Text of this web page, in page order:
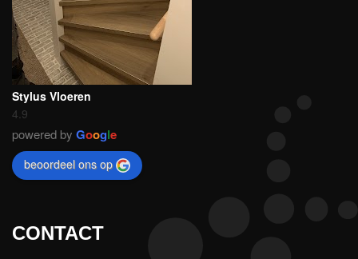
Stylus Vloeren
4.9
powered by Google
beoordeel ons op
CONTACT